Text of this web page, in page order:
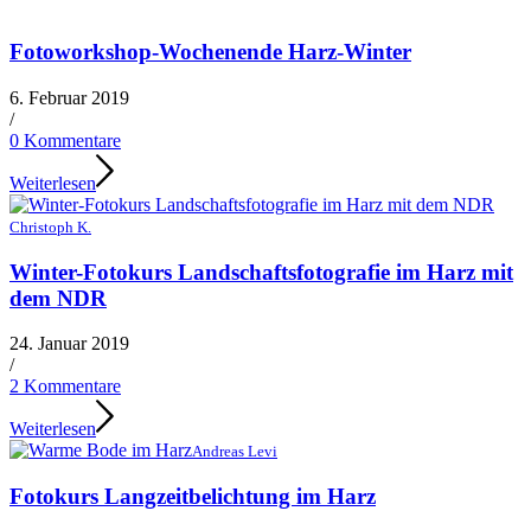
Fotoworkshop-Wochenende Harz-Winter
6. Februar 2019
/
0 Kommentare
Weiterlesen
Christoph K.
Winter-Fotokurs Landschaftsfotografie im Harz mit
dem NDR
24. Januar 2019
/
2 Kommentare
Weiterlesen
Andreas Levi
Fotokurs Langzeitbelichtung im Harz